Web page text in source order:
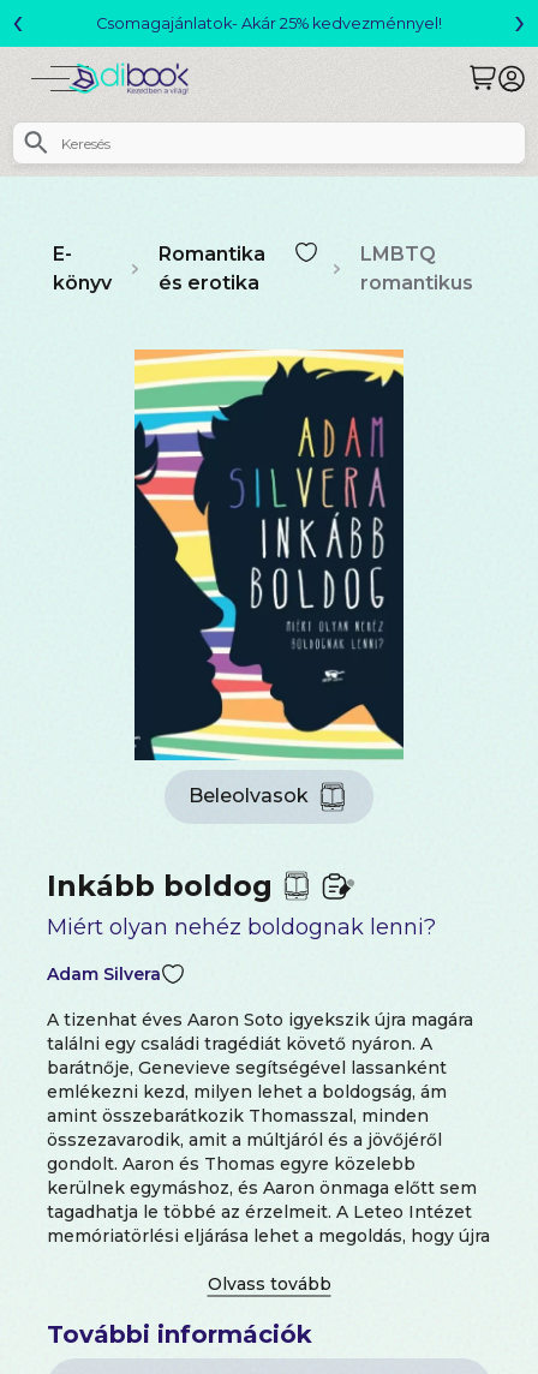
Csomagajánlatok- Akár 25% kedvezménnyel!
‹ ›
E-
könyv
Romantika
és erotika
LMBTQ
romantikus
Beleolvasok
Inkább boldog
Miért olyan nehéz boldognak lenni?
Adam Silvera
A tizenhat éves Aaron Soto igyekszik újra magára
találni egy családi tragédiát követő nyáron. A
barátnője, Genevieve segítségével lassanként
emlékezni kezd, milyen lehet a boldogság, ám
amint összebarátkozik Thomasszal, minden
összezavarodik, amit a múltjáról és a jövőjéről
gondolt. Aaron és Thomas egyre közelebb
kerülnek egymáshoz, és Aaron önmaga előtt sem
tagadhatja le többé az érzelmeit. A Leteo Intézet
memóriatörlési eljárása lehet a megoldás, hogy újra
elveszítheti.Díjak, elismerések: NEW YORK TIMES
ADULT BOOK, THE LATINIDAD LIST BEST YOUNG
ADULT NOVEL OF THE YEAR, BOOKLIST BEST
További információk